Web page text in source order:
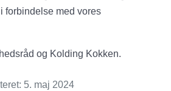
forbindelse med vores
og Kolding Kokken.
5. maj 2024